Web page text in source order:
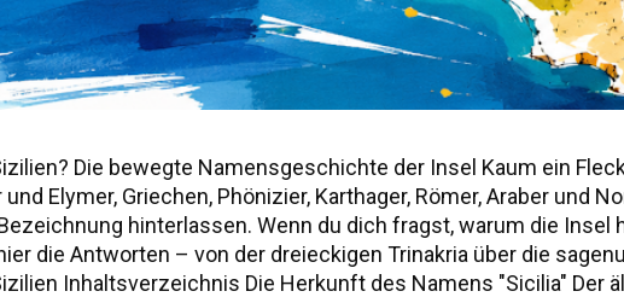
Die bewegte Namensgeschichte der Insel Kaum ein
Elymer, Griechen, Phönizier, Karthager, Römer, Araber und
hinterlassen. Wenn du dich fragst, warum die Insel
die Antworten – von der dreieckigen Trinakria über die
Inhaltsverzeichnis Die Herkunft des Namens "Sicilia" Der